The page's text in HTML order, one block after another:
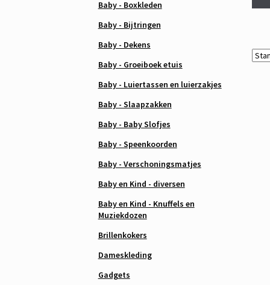
Baby - Boxkleden
Baby - Bijtringen
Baby - Dekens
Baby - Groeiboek etuis
Baby - Luiertassen en luierzakjes
Baby - Slaapzakken
Baby - Baby Slofjes
Baby - Speenkoorden
Baby - Verschoningsmatjes
Baby en Kind - diversen
Baby en Kind - Knuffels en
Muziekdozen
Brillenkokers
Dameskleding
Gadgets